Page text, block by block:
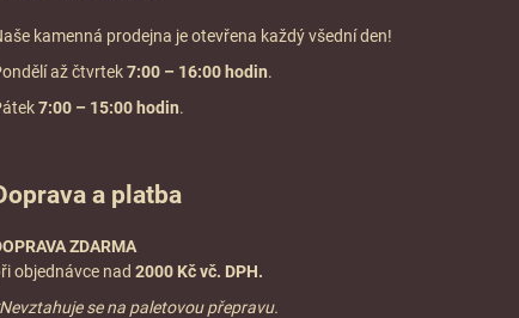
kamenná prodejna je otevřena každý všední den!
až čtvrtek7:00 – 16:00 hodin.
7:00 – 15:00 hodin.
a platba
ZDARMA
objednávce nad 2000 Kč vč. DPH.
se na paletovou přepravu.